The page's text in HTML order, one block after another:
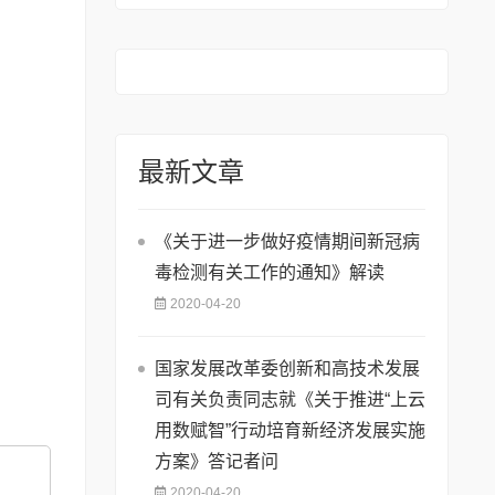
最新文章
《关于进一步做好疫情期间新冠病
毒检测有关工作的通知》解读
2020-04-20
国家发展改革委创新和高技术发展
司有关负责同志就《关于推进“上云
用数赋智”行动培育新经济发展实施
方案》答记者问